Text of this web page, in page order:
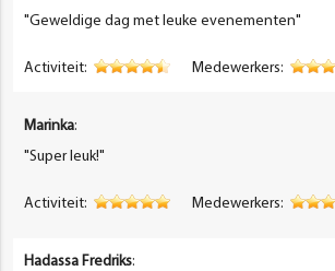
"Geweldige dag met leuke evenementen"
Activiteit: Medewerkers:
Marinka:
"Super leuk!"
Activiteit: Medewerkers:
Hadassa Fredriks: